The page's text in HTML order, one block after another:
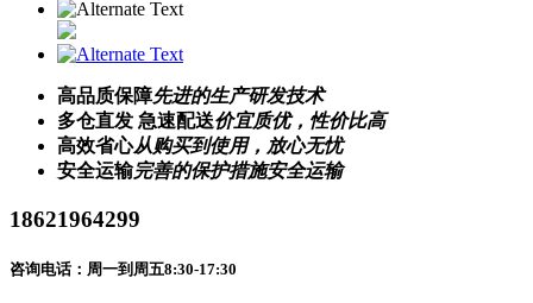
高品质保障先进的生产研发技术
多仓直发 急速配送价宜质优，性价比高
高效省心从购买到使用，放心无忧
安全运输完善的保护措施安全运输
18621964299
咨询电话：周一到周五8:30-17:30